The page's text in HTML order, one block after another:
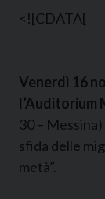
<![CDATA[
Venerdì 16
l’Auditorium
30 –
sfida delle
metà”.